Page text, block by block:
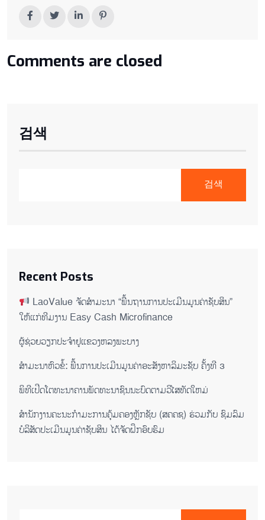
Comments are closed
검색
검색
Recent Posts
LaoValue ຈັດສຳມະນາ “ພື້ນຖານການປະເມີນມູນຄ່າຊັບສິນ”
ໃຫ້ແກ່ທີມງານ Easy Cash Microfinance
ຜູ້ຊ່ວຍ​ວຽກປະ​ຈຳ​ຢູ​​ແຂວງຫລງ​ພະ​ບາງ
ສຳມະນາຫົວຂໍ້: ພື້ນການປະເມີນມູນຄ່າອະສັງຫາລິມະຊັບ ຄັ້ງທີ 3
ພິ​ທີ​ເປີດ​ໂຕ​ທະ​ນາ​ຄານ​ພັດ​ທະ​ນາ​ຊົນ​ນະ​ບົດ​ຕາມ​ວິ​ໄສ​ທັດ​ໃຫມ່
ສໍານັກງານຄະນະກໍາມະການຄຸ້ມຄອງຫຼັກຊັບ (ສຄຄຊ) ຮ່ວມກັບ ຊົມລົມ
ບໍລິສັດປະເມີນມູນຄ່າຊັບສິນ ໄດ້ຈັດຝຶກອົບຮົມ